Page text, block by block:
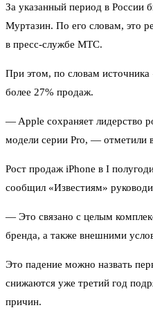
За указанный период в России
Муртазин. По его словам, это
в пресс-службе МТС.
При этом, по словам
более 27% продаж.
— Apple сохраняет лидерство
модели серии Pro, — отметили
Рост продаж iPhone в I
сообщил «Известиям»
— Это связано с целым
бренда, а также внешними
Это падение можно назвать
снижаются уже третий год
причин.